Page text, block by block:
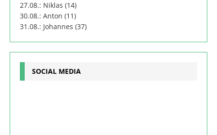
27.08.: Niklas (14)
30.08.: Anton (11)
31.08.: Johannes (37)
SOCIAL MEDIA